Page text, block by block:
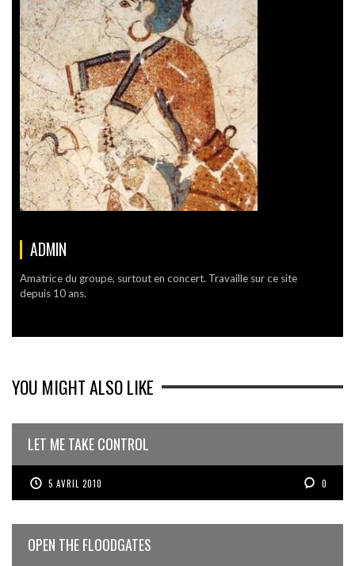
ADMIN
Amatrice du groupe, surtout en concert. Travaille sur ce site
depuis 10 ans.
YOU MIGHT ALSO LIKE
LET ME TAKE CONTROL
5 AVRIL 2010 0
OPEN THE FLOODGATES